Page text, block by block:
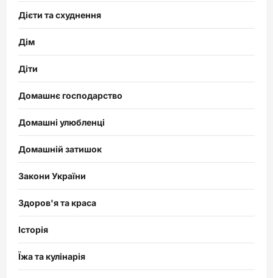
Дієти та схуднення
Дім
Діти
Домашнє господарство
Домашні улюбленці
Домашній затишок
Закони України
Здоров'я та краса
Історія
Їжа та кулінарія